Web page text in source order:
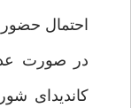
احتمال
در صورت
كانديداى